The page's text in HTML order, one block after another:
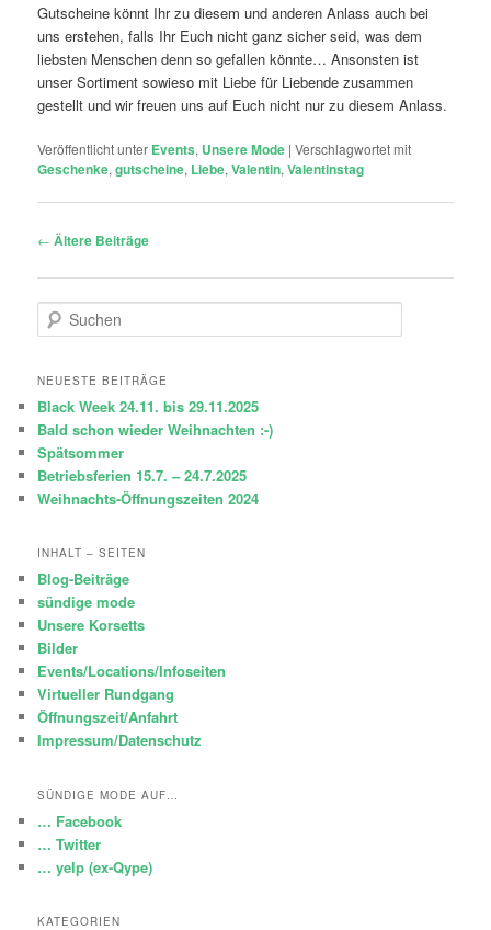
Gutscheine könnt Ihr zu diesem und anderen Anlass auch bei
uns erstehen, falls Ihr Euch nicht ganz sicher seid, was dem
liebsten Menschen denn so gefallen könnte… Ansonsten ist
unser Sortiment sowieso mit Liebe für Liebende zusammen
gestellt und wir freuen uns auf Euch nicht nur zu diesem Anlass.
Veröffentlicht unter Events, Unsere Mode |Verschlagwortet mit
Geschenke,gutscheine, Liebe,Valentin,Valentinstag
Beitragsnavigation
← Ältere Beiträge
u
h
n
NEUESTE BEITRÄGE
Black Week 24.11. bis 29.11.2025
Bald schon wieder Weihnachten :-)
Spätsommer
Betriebsferien 15.7. – 24.7.2025
Weihnachts-Öffnungszeiten 2024
INHALT – SEITEN
Blog-Beiträge
sündige mode
Unsere Korsetts
Bilder
Events/Locations/Infoseiten
Virtueller Rundgang
Öffnungszeit/Anfahrt
Impressum/Datenschutz
SÜNDIGE MODE AUF…
… Facebook
… Twitter
… yelp (ex-Qype)
KATEGORIEN